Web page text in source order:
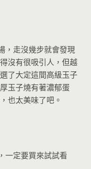
，走沒幾步就會發現
沒有很吸引人，但越
了大定這間高級玉子
玉子燒有著濃郁蛋
也太美味了吧。
一定要買來試試看